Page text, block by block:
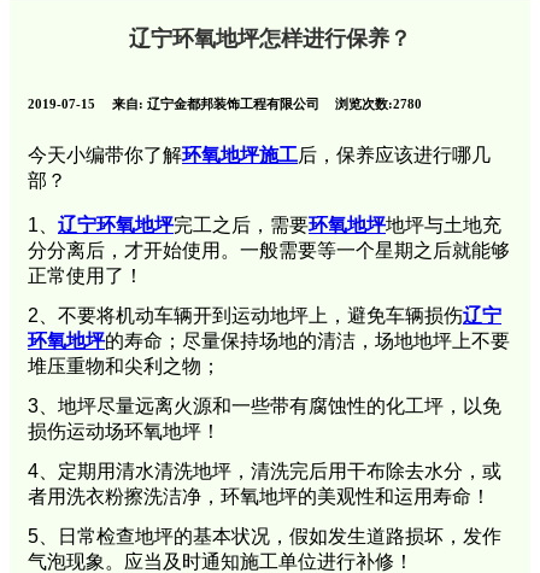
辽宁环氧地坪怎样进行保养？
2019-07-15 来自: 辽宁金都邦装饰工程有限公司 浏览次数:2780
今天小编带你了解环氧地坪施工后，保养应该进行哪几
部？
1、 辽宁环氧地坪完工之后，需要环氧地坪地坪与土地充
分分离后，才开始使用。一般需要等一个星期之后就能够
正常使用了！
2、不要将机动车辆开到运动地坪上，避免车辆损伤辽宁
环氧地坪的寿命；尽量保持场地的清洁，场地地坪上不要
堆压重物和尖利之物；
3、地坪尽量远离火源和一些带有腐蚀性的化工坪，以免
损伤运动场环氧地坪！
4、定期用清水清洗地坪，清洗完后用干布除去水分，或
者用洗衣粉擦洗洁净，环氧地坪的美观性和运用寿命！
5、日常检查地坪的基本状况，假如发生道路损坏，发作
气泡现象。应当及时通知施工单位进行补修！